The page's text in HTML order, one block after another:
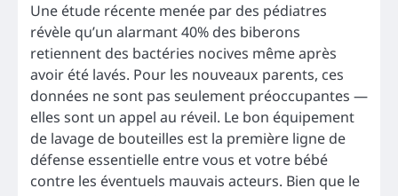
Une étude récente menée par des pédiatres
révèle qu’un alarmant 40% des biberons
retiennent des bactéries nocives même après
avoir été lavés. Pour les nouveaux parents, ces
données ne sont pas seulement préoccupantes —
elles sont un appel au réveil. Le bon équipement
de lavage de bouteilles est la première ligne de
défense essentielle entre vous et votre bébé
contre les éventuels mauvais acteurs. Bien que le